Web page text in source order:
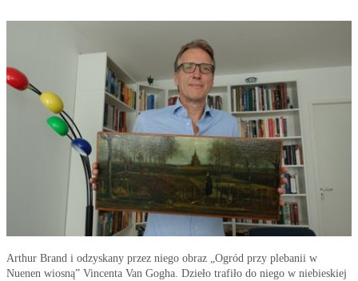
Arthur Brand i odzyskany przez niego obraz „Ogród przy plebanii w
Nuenen wiosną” Vincenta Van Gogha. Dzieło trafiło do niego w niebieskiej